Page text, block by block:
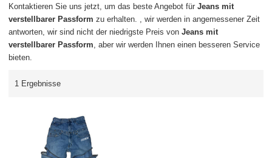
Kontaktieren Sie uns jetzt, um das beste Angebot fürJeans mit
verstellbarer Passform zu erhalten. , wir werden in angemessener Zeit
antworten, wir sind nicht der niedrigste Preis vonJeans mit
verstellbarer Passform, aber wir werden Ihnen einen besseren Service
bieten.
1 Ergebnisse